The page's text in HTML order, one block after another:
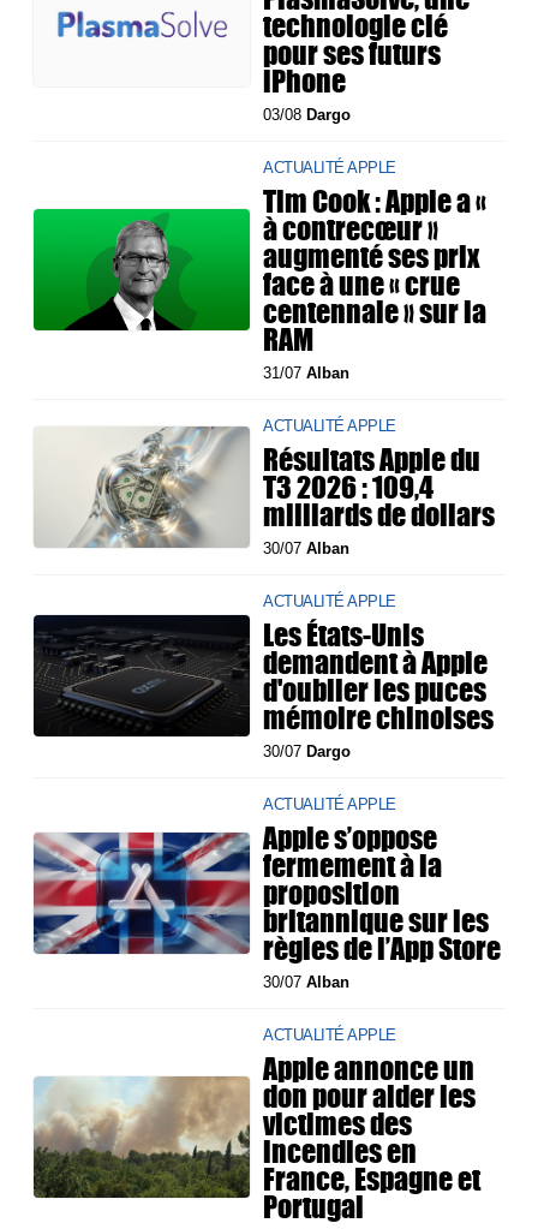
technologie clé
pour ses futurs
iPhone
03/08 Dargo
ACTUALITÉ APPLE
Tim Cook : Apple a «
à contrecœur »
augmenté ses prix
face à une « crue
centennale » sur la
RAM
31/07Alban
ACTUALITÉ APPLE
Résultats Apple du
T3 2026 : 109,4
milliards de dollars
30/07Alban
ACTUALITÉ APPLE
Les États-Unis
demandent à Apple
d'oublier les puces
mémoire chinoises
30/07 Dargo
ACTUALITÉ APPLE
Apple s’oppose
fermement à la
proposition
britannique sur les
règles de l’App Store
30/07Alban
ACTUALITÉ APPLE
Apple annonce un
don pour aider les
victimes des
incendies en
France, Espagne et
Portugal